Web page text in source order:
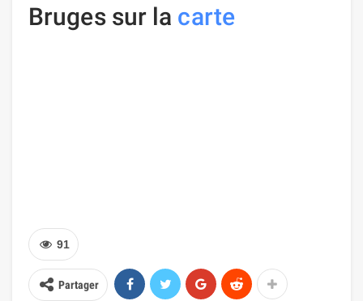
Bruges sur la carte
91
Partager